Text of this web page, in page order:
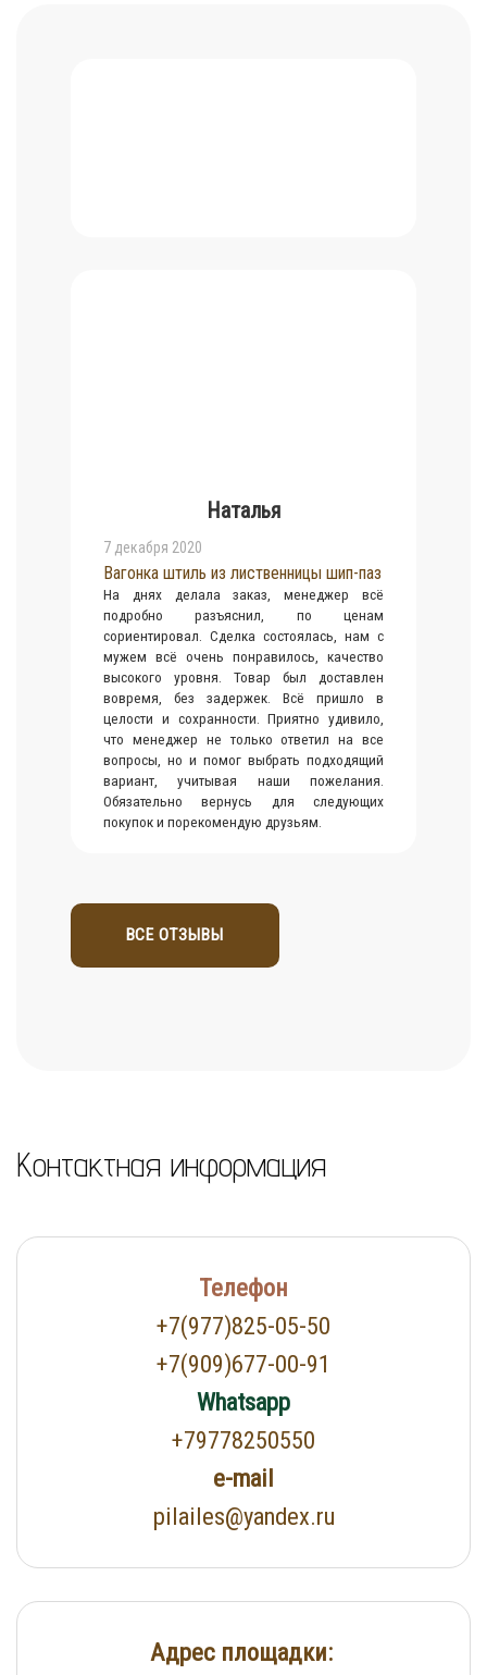
Наталья
7 декабря 2020
Вагонка штиль из лиственницы шип-паз
На днях делала заказ, менеджер всё
подробно разъяснил, по ценам
сориентировал. Сделка состоялась, нам с
мужем всё очень понравилось, качество
высокого уровня. Товар был доставлен
вовремя, без задержек. Всё пришло в
целости и сохранности. Приятно удивило,
что менеджер не только ответил на все
вопросы, но и помог выбрать подходящий
вариант, учитывая наши пожелания.
Обязательно вернусь для следующих
покупок и порекомендую друзьям.
ВСЕ ОТЗЫВЫ
Контактная информация
Телефон
+7(977)825-05-50
+7(909)677-00-91
Whatsapp
+79778250550
e-mail
pilailes@yandex.ru
Адрес площадки: